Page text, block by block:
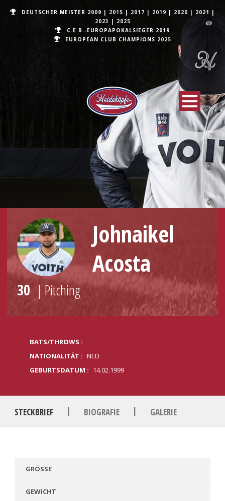
DEUTSCHER MEISTER 2009 | 2015 | 2017 | 2019 | 2020 | 2021 |
2023 | 2025
C.E.B.-EUROPAPOKALSIEGER 2019
EUROPEAN CLUB CHAMPIONS 2025
Johnaikel
Acosta
30 | Pitching
BATS/THROWS :
NATIONALITÄT : NED
GEBURTSDATUM : 14.02.1999
STECKBRIEF | BIOGRAFIE | GALERIE
GRÖSSE
GEWICHT